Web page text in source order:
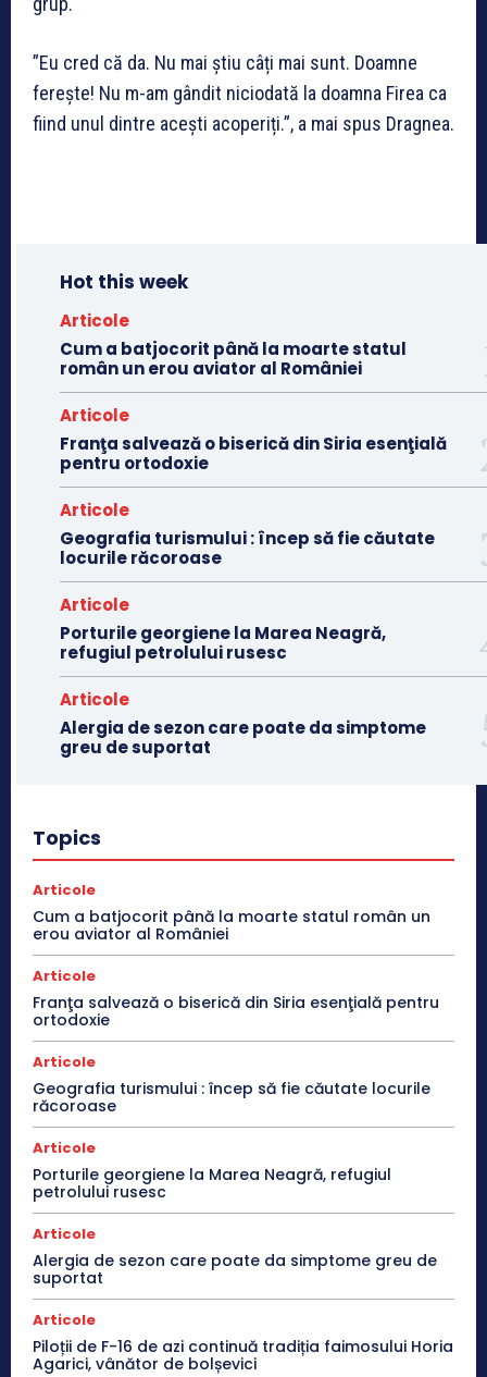
”Eu cred că da. Nu mai știu câți mai sunt. Doamne
ferește! Nu m-am gândit niciodată la doamna Firea ca
fiind unul dintre acești acoperiți.”, a mai spus Dragnea.
Hot this week
Articole
Cum a batjocorit până la moarte statul
român un erou aviator al României
Articole
Franţa salvează o biserică din Siria esenţială
pentru ortodoxie
Articole
Geografia turismului : încep să fie căutate
locurile răcoroase
Articole
Porturile georgiene la Marea Neagră,
refugiul petrolului rusesc
Articole
Alergia de sezon care poate da simptome
greu de suportat
Topics
Articole
Cum a batjocorit până la moarte statul român un
erou aviator al României
Articole
Franţa salvează o biserică din Siria esenţială pentru
ortodoxie
Articole
Geografia turismului : încep să fie căutate locurile
răcoroase
Articole
Porturile georgiene la Marea Neagră, refugiul
petrolului rusesc
Articole
Alergia de sezon care poate da simptome greu de
suportat
Articole
Piloții de F-16 de azi continuă tradiția faimosului Horia
Agarici, vânător de bolșevici